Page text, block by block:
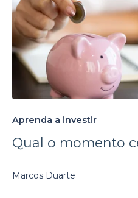
Aprenda a investir
Qual o momento
Marcos Duarte